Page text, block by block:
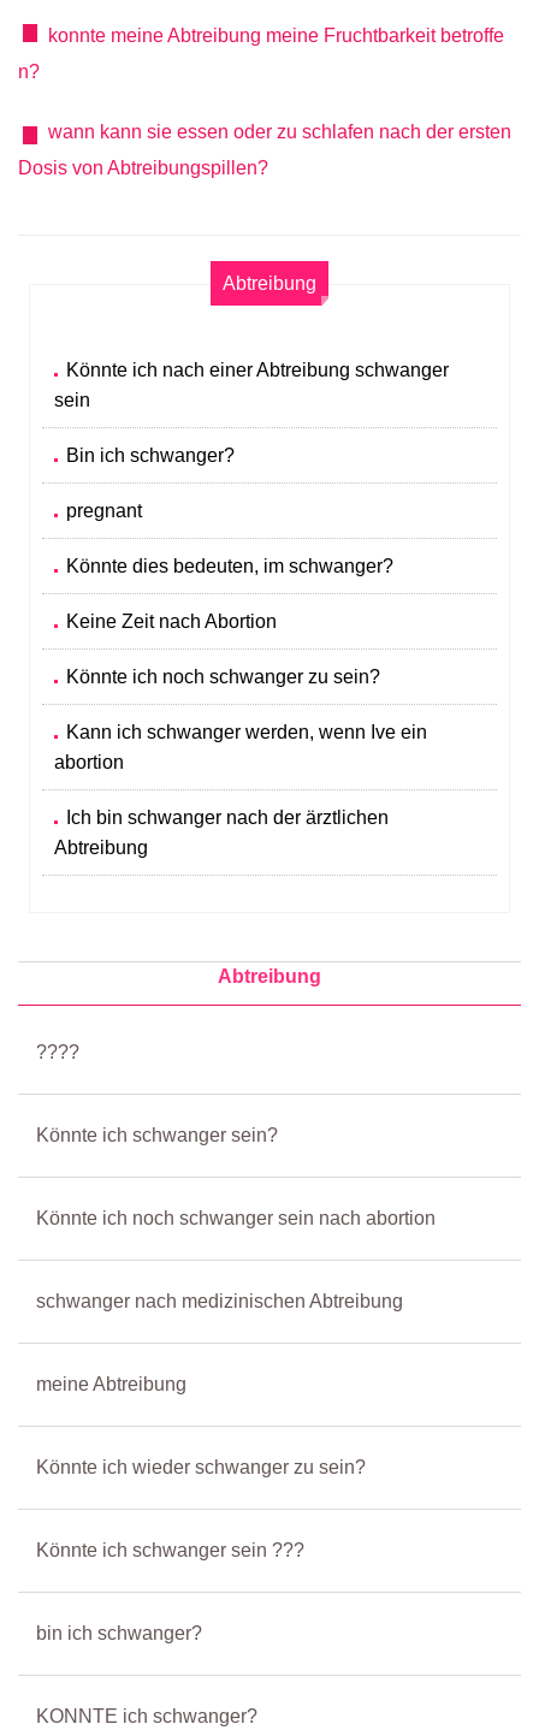
konnte meine Abtreibung meine Fruchtbarkeit betroffe
n?
wann kann sie essen oder zu schlafen nach der ersten
Dosis von Abtreibungspillen?
Abtreibung
Könnte ich nach einer Abtreibung schwanger
sein
Bin ich schwanger?
pregnant
Könnte dies bedeuten, im schwanger?
Keine Zeit nach Abortion
Könnte ich noch schwanger zu sein?
Kann ich schwanger werden, wenn Ive ein
abortion
Ich bin schwanger nach der ärztlichen
Abtreibung
Abtreibung
????
Könnte ich schwanger sein?
Könnte ich noch schwanger sein nach abortion
schwanger nach medizinischen Abtreibung
meine Abtreibung
Könnte ich wieder schwanger zu sein?
Könnte ich schwanger sein ???
bin ich schwanger?
KONNTE ich schwanger?